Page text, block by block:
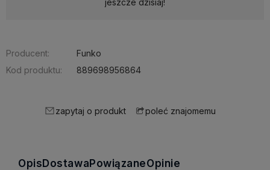
jeszcze dzisiaj!
Producent:
Funko
Kod produktu:
889698956864
zapytaj o produkt poleć znajomemu
OpisDostawaPowiązaneOpinie